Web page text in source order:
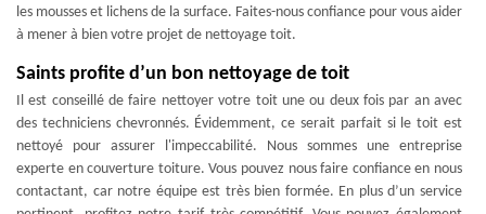
les mousses et lichens de la surface. Faites-nous confiance pour vous aider
à mener à bien votre projet de nettoyage toit.
Saints profite d’un bon nettoyage de toit
Il est conseillé de faire nettoyer votre toit une ou deux fois par an avec
des techniciens chevronnés. Évidemment, ce serait parfait si le toit est
nettoyé pour assurer l'impeccabilité. Nous sommes une entreprise
experte en couverture toiture. Vous pouvez nous faire confiance en nous
contactant, car notre équipe est très bien formée. En plus d’un service